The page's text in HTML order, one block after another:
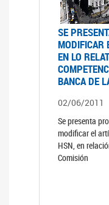
SE
MODIFICAR
EN LO
BANCA DE
02/06/2011
Se presenta
modificar el
HSN, en
Comisión